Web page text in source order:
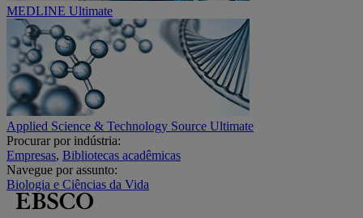
MEDLINE Ultimate
Applied Science & Technology Source Ultimate
Procurar por indústria:
Empresas, Bibliotecas acadêmicas
Navegue por assunto:
Biologia e Ciências da Vida